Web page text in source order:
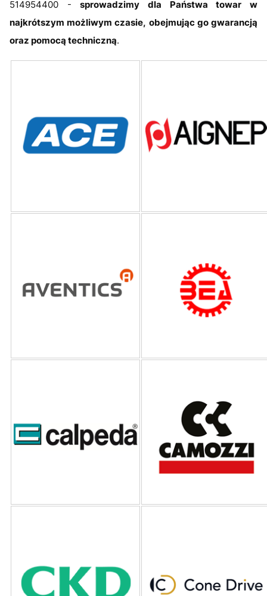
514954400
-sprowadzimy dla Państwa towar w
najkrótszym możliwym czasie, obejmując go gwarancją
oraz pomocą techniczną.